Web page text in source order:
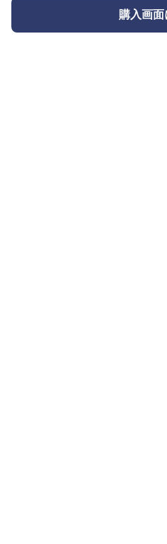
購入画
購入画